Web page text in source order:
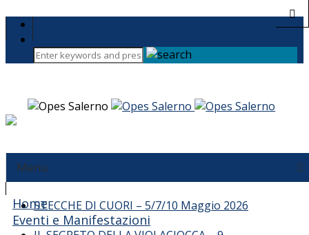
Menu
I RITMI DEL MONDO – 13 GIUGNO 2026
STECCHE DI CUORI – 5/7/10 Maggio 2026
Home
Eventi e Manifestazioni